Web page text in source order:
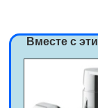
Вместе с